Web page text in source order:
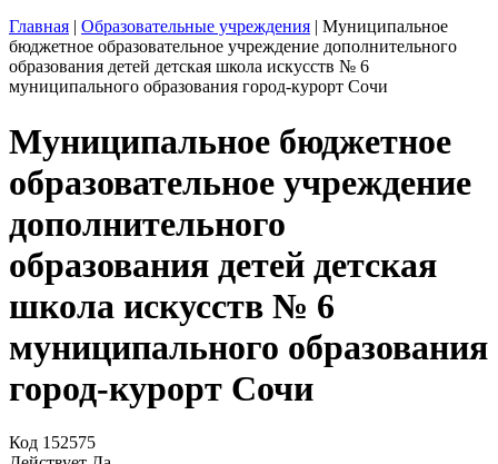
Главная | Образовательные учреждения | Муниципальное
бюджетное образовательное учреждение дополнительного
образования детей детская школа искусств № 6
муниципального образования город-курорт Сочи
Муниципальное бюджетное
образовательное учреждение
дополнительного
образования детей детская
школа искусств № 6
муниципального образования
город-курорт Сочи
Код 152575